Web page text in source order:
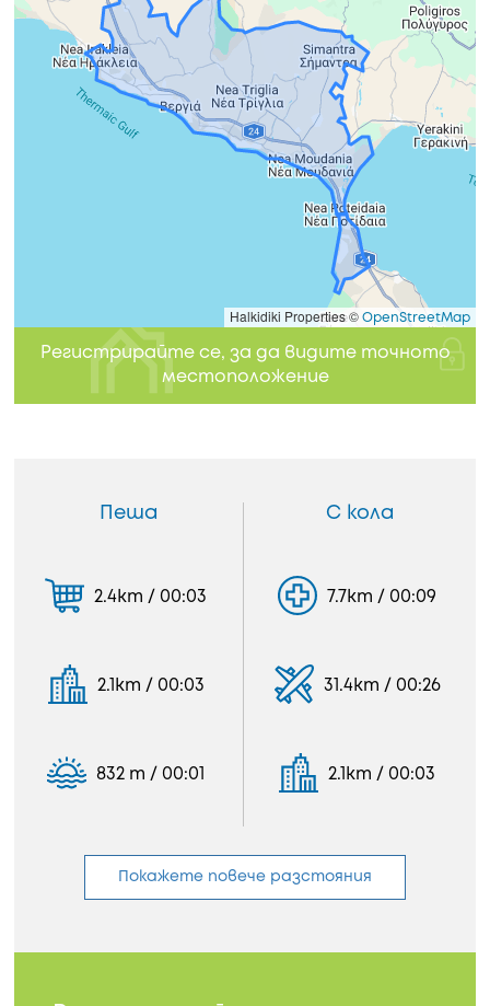
Halkidiki Properties © OpenStreetMap
Регистрирайте се, за да видите точното
местоположение
Пеша
2.4km / 00:03
2.1km / 00:03
832 m / 00:01
С кола
7.7km / 00:09
31.4km / 00:26
2.1km / 00:03
Покажете повече разстояния